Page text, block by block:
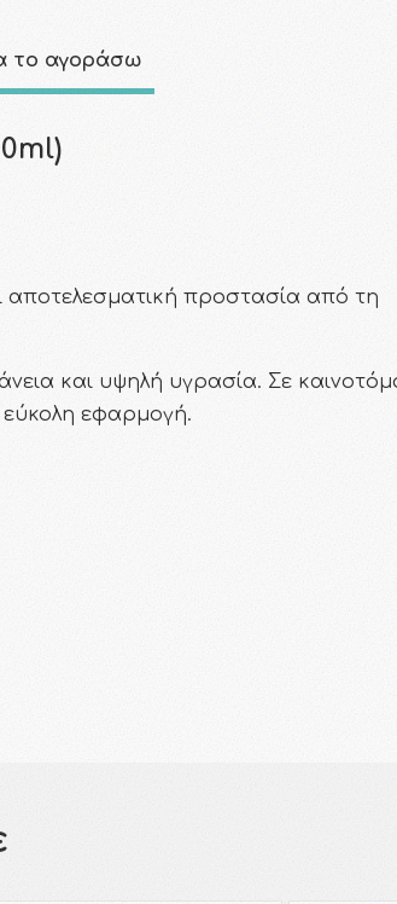
το αγοράσω
αποτελεσματική προστασία από τη
και υψηλή υγρασία. Σε
εφαρμογή.